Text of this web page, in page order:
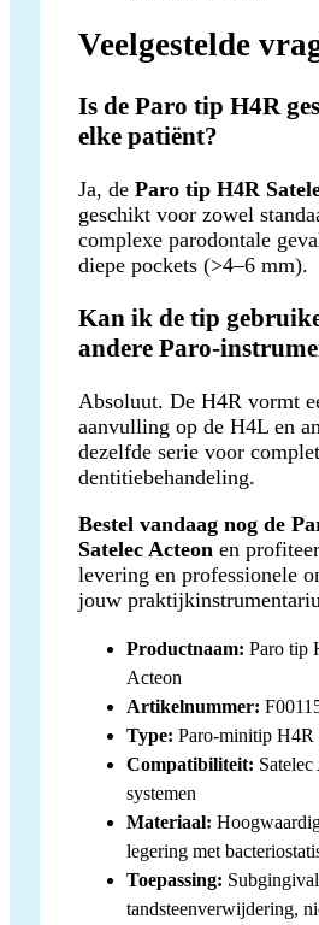
Veelgestelde
Is de Paro tip H4R
elke patiënt?
Ja, de Paro tip H4R
geschikt voor zowel
complexe parodontale
diepe pockets (>4–6 mm).
Kan ik de tip
andere Paro-
Absoluut. De H4R vormt
aanvulling op de H4L en
dezelfde serie voor
dentitiebehandeling.
Bestel vandaag nog de
Satelec Acteon en
levering en professionele
jouw
Productnaam: Paro tip
Acteon
Artikelnummer:
Type: Paro-minitip H4R
Compatibiliteit:
systemen
Materiaal:
legering met
Toepassing:
tandsteenverwijdering,